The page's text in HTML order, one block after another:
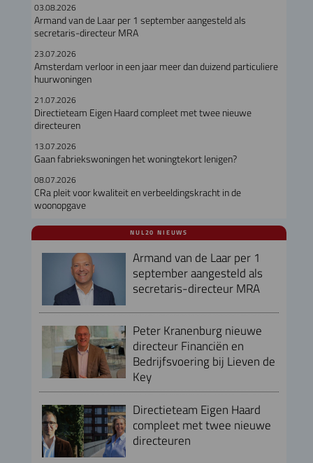
03.08.2026
Armand van de Laar per 1 september aangesteld als
secretaris-directeur MRA
23.07.2026
Amsterdam verloor in een jaar meer dan duizend particuliere
huurwoningen
21.07.2026
Directieteam Eigen Haard compleet met twee nieuwe
directeuren
13.07.2026
Gaan fabriekswoningen het woningtekort lenigen?
08.07.2026
CRa pleit voor kwaliteit en verbeeldingskracht in de
woonopgave
NUL20 NIEUWS
Armand van de Laar per 1
september aangesteld als
secretaris-directeur MRA
Peter Kranenburg nieuwe
directeur Financiën en
Bedrijfsvoering bij Lieven de
Key
Directieteam Eigen Haard
compleet met twee nieuwe
directeuren